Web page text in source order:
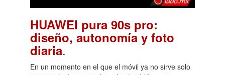
HUAWEI pura 90s pro:
diseño, autonomía y foto
diaria.
En un momento en el que el móvil ya no sirve solo